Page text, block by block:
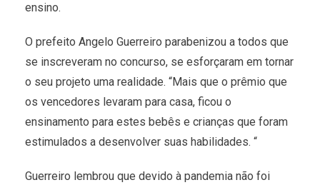
ensino.
O prefeito Angelo Guerreiro parabenizou a todos que
se inscreveram no concurso, se esforçaram em tornar
o seu projeto uma realidade. “Mais que o prêmio que
os vencedores levaram para casa, ficou o
ensinamento para estes bebês e crianças que foram
estimulados a desenvolver suas habilidades. “
Guerreiro lembrou que devido à pandemia não foi